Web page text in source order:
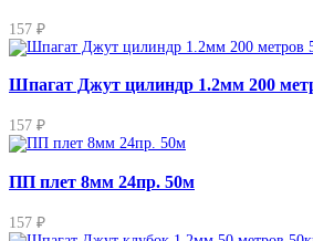
157 ₽
Шпагат Джут цилиндр 1.2мм 200
157 ₽
ПП плет 8мм 24пр. 50м
157 ₽